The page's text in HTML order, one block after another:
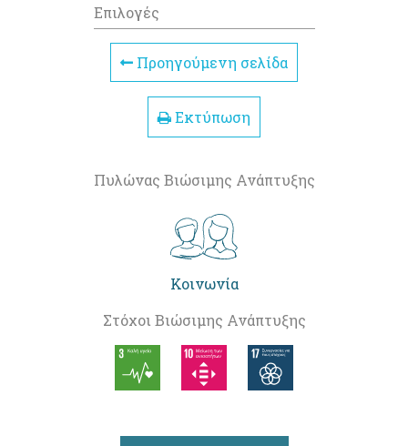
Επιλογές
Προηγούμενη σελίδα
Εκτύπωση
Πυλώνας Βιώσιμης Ανάπτυξης
Κοινωνία
Στόχοι Βιώσιμης Ανάπτυξης